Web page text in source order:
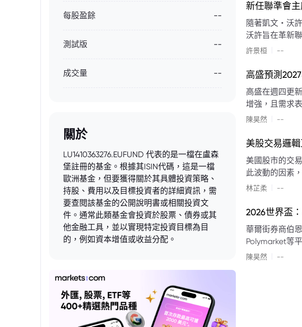
每股盈餘 --
測試版 --
成交量 --
關於
LU1410363276.EUFUND 代表的是一檔在盧森
堡註冊的基金。根據其ISIN代碼，這是一檔
歐洲基金，但要獲得關於其具體投資策略、
持股、費用以及目標投資者的詳細資訊，需
要查閱該基金的公開說明書或相關投資文
件。通常此類基金會投資於股票、債券或其
他金融工具，並以實現特定投資目標為目
的，例如資本增值或收益分配。
新任聯準會
隨著凱文・沃
沃許旨在革新
計畫重塑政策
許景桓 --
高盛預測
高盛在週四更
增強，且需求
蘭特原油均價
其影響低於預
口受阻持續，
若供應快速恢
美元。
陳昊然 --
美股交易邏
美國股市的交
此波動的因素
矛盾信號。專
點：** * **交易邏輯轉變：** 順勢做多的市場邏輯已瓦解，市場走向變得難以預測。 * **科技股信心減弱：**
現顯著的單日反轉幅度，整
縮貨幣政策預期升溫之間
切換，投資者意見分歧程度處於極
林芷柔 --
2026世界盃
華爾街券商伯
Polymarket等
道、西班牙語
陳昊然 --